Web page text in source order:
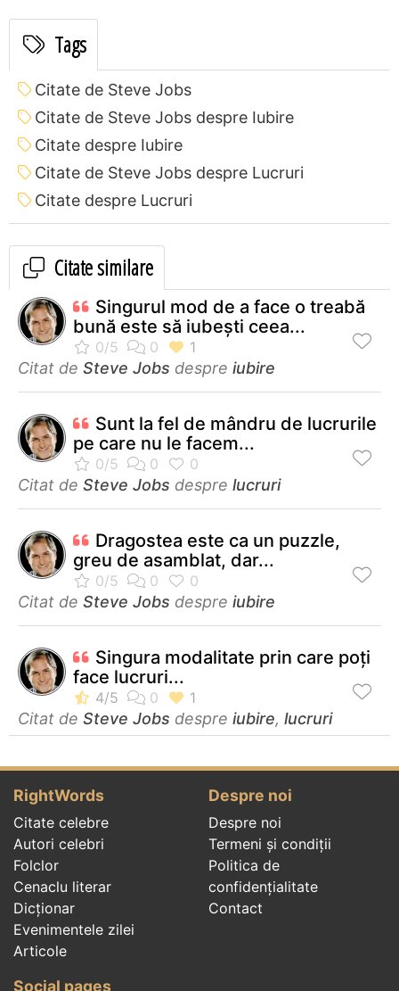
Tags
Citate de Steve Jobs
Citate de Steve Jobs despre Iubire
Citate despre Iubire
Citate de Steve Jobs despre Lucruri
Citate despre Lucruri
Citate similare
Singurul mod de a face o treabă
bună este să iubești ceea...
Citat de Steve Jobs despre iubire
Sunt la fel de mândru de lucrurile
pe care nu le facem...
Citat de Steve Jobs despre lucruri
Dragostea este ca un puzzle,
greu de asamblat, dar...
Citat de Steve Jobs despre iubire
Singura modalitate prin care poți
face lucruri...
Citat de Steve Jobs despre iubire, lucruri
RightWords
Citate celebre
Autori celebri
Folclor
Cenaclu literar
Dicționar
Evenimentele zilei
Articole
Despre noi
Despre noi
Termeni și condiții
Politica de
confidenţialitate
Contact
Social pages